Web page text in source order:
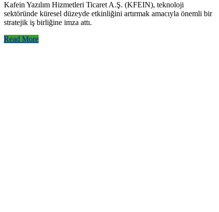
Kafein Yazılım Hizmetleri Ticaret A.Ş. (KFEIN), teknoloji
sektöründe küresel düzeyde etkinliğini artırmak amacıyla önemli bir
stratejik iş birliğine imza attı.
Read More